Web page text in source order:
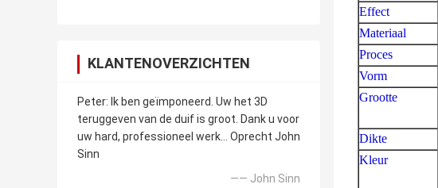
KLANTENOVERZICHTEN
Peter: Ik ben geïmponeerd. Uw het 3D
teruggeven van de duif is groot. Dank u voor
uw hard, professioneel werk… Oprecht John
Sinn
—— John Sinn
Effect
Materiaal
Proces
Vorm
Grootte
Dikte
Kleur